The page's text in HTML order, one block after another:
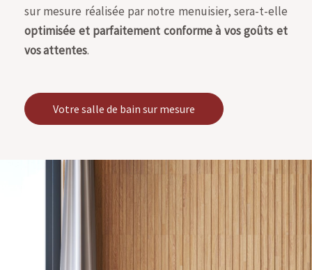
sur mesure réalisée par notre menuisier, sera-t-elle
optimisée et parfaitement conforme à vos goûts et
vos attentes.
Votre salle de bain sur mesure